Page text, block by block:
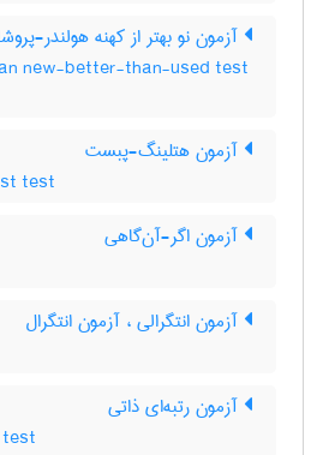
آزمون نو بهتر از کهنه هولندر-
new-better-than-used test
آزمون هتلینگ-پبست
test
آزمون اگر-آن‌گاهی
آزمون انتگرالی ، آزمون انتگرال
آزمون رتبه‌ای ذاتی